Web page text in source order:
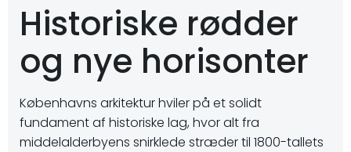
Historiske rødder
og nye horisonter
Københavns arkitektur hviler på et solidt
fundament af historiske lag, hvor alt fra
middelalderbyens snirklede stræder til 1800-tallets